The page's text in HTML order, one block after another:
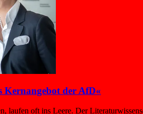
Kernangebot der AfD«
laufen oft ins Leere. Der